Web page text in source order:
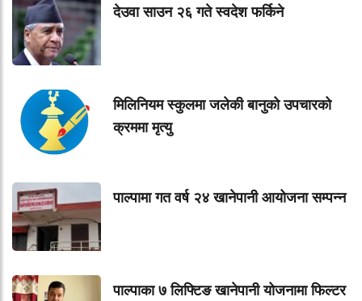
देउवा साउन २६ गते स्वदेश फर्किने
मिलिनियम स्कुलमा जलेकी बानुको उपचारको
क्रममा मृत्यु
पाल्पामा गत वर्ष २४ खानेपानी आयोजना सम्पन्न
पाल्पाका ७ लिफ्टिङ खानेपानी योजनामा फिल्टर